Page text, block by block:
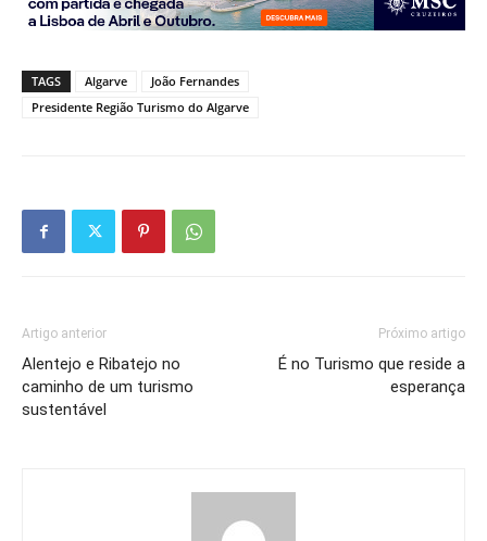
TAGS Algarve
João Fernandes
Presidente Região Turismo do Algarve
Artigo anterior
Alentejo e Ribatejo no
caminho de um turismo
sustentável
Próximo artigo
É no Turismo que reside a
esperança